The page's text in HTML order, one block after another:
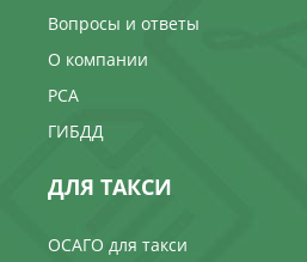
Вопросы и ответы
О компании
РСА
ГИБДД
ДЛЯ ТАКСИ
ОСАГО для такси